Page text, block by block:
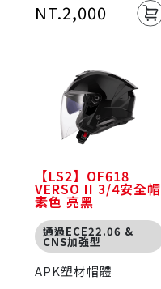
NT.2,000
【LS2】OF618
VERSO II 3/4安全帽
素色 亮黑
通過ECE22.06 &
CNS加強型
APK塑材帽體